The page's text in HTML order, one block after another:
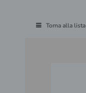
Torna alla lista